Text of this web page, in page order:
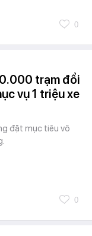
0
trạm đổi
vụ 1 triệu xe
đặt mục tiêu vô
0